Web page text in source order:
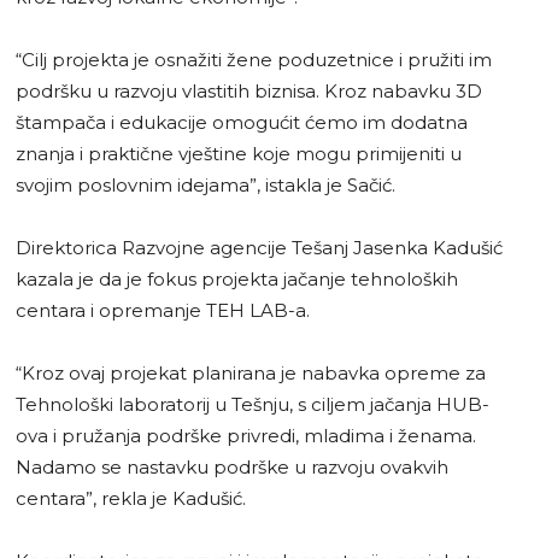
“Cilj projekta je osnažiti žene poduzetnice i pružiti im
podršku u razvoju vlastitih biznisa. Kroz nabavku 3D
štampača i edukacije omogućit ćemo im dodatna
znanja i praktične vještine koje mogu primijeniti u
svojim poslovnim idejama”, istakla je Sačić.
Direktorica Razvojne agencije Tešanj Jasenka Kadušić
kazala je da je fokus projekta jačanje tehnoloških
centara i opremanje TEH LAB-a.
“Kroz ovaj projekat planirana je nabavka opreme za
Tehnološki laboratorij u Tešnju, s ciljem jačanja HUB-
ova i pružanja podrške privredi, mladima i ženama.
Nadamo se nastavku podrške u razvoju ovakvih
centara”, rekla je Kadušić.